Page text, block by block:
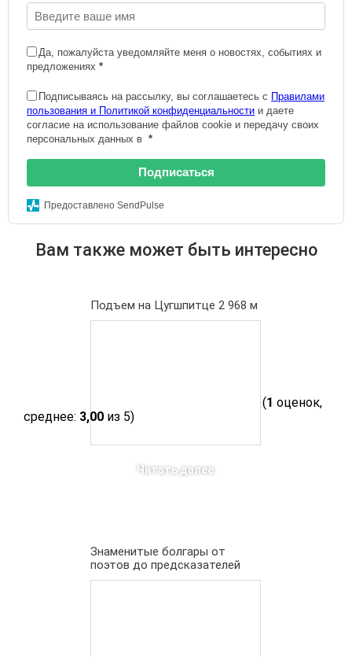
(1 оценок,
среднее: 3,00 из 5)
Да, пожалуйста уведомляйте меня о новостях, событиях и
предложениях *
Подписываясь на рассылку, вы соглашаетесь с Правилами
пользования и Политикой конфиденциальности и даете
согласие на использование файлов cookie и передачу своих
персональных данных в *
Подписаться
Предоставлено SendPulse
Вам также может быть интересно
Подъем на Цугшпитце 2 968 м
Читать далее
Знаменитые болгары от
поэтов до предсказателей